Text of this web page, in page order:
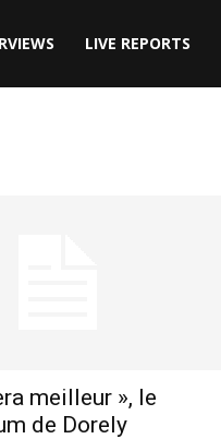
LIVE REPORTS
meilleur », le
de Dorely